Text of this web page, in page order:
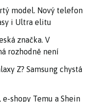
model. Nový telefon
i Ultra elitu
značka. V
rozhodně není
Z? Samsung chystá
shopy Temu a Shein